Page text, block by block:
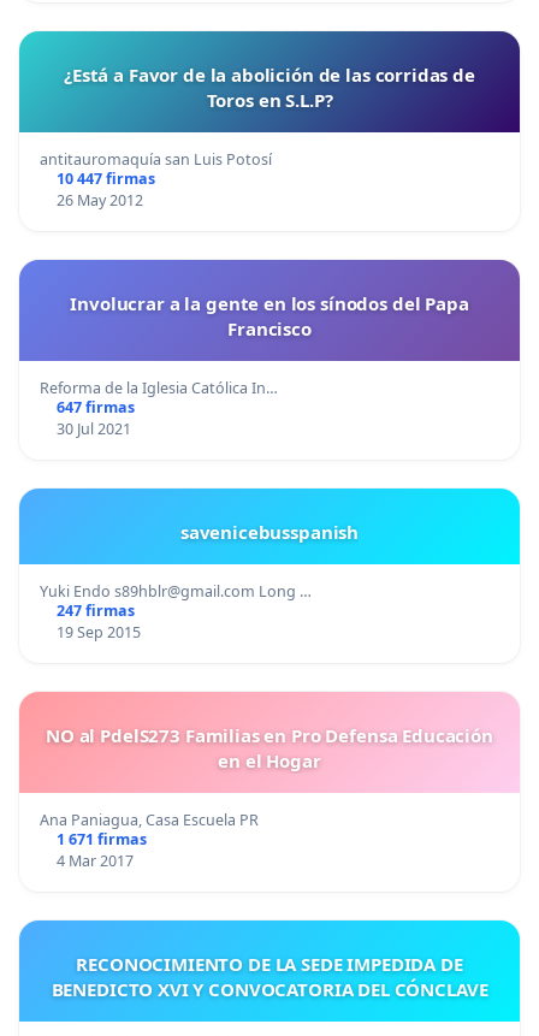
¿Está a Favor de la abolición de las corridas de
Toros en S.L.P?
antitauromaquía san Luis Potosí
10 447 firmas
26 May 2012
Involucrar a la gente en los sínodos del Papa
Francisco
Reforma de la Iglesia Católica In…
647 firmas
30 Jul 2021
savenicebusspanish
Yuki Endo s89hblr@gmail.com Long …
247 firmas
19 Sep 2015
NO al PdelS273 Familias en Pro Defensa Educación
en el Hogar
Ana Paniagua, Casa Escuela PR
1 671 firmas
4 Mar 2017
RECONOCIMIENTO DE LA SEDE IMPEDIDA DE
BENEDICTO XVI Y CONVOCATORIA DEL CÓNCLAVE